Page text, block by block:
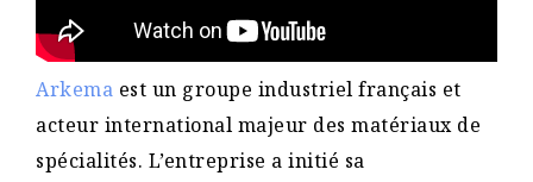
Arkema est un groupe industriel français et
acteur international majeur des matériaux de
spécialités. L’entreprise a initié sa